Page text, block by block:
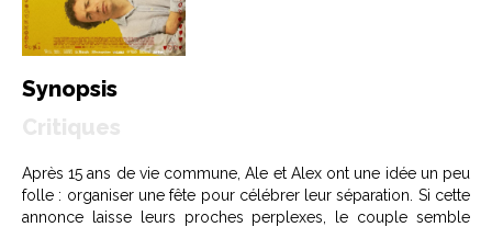
Synopsis
Après 15 ans de vie commune, Ale et Alex ont une idée un peu
folle : organiser une fête pour célébrer leur séparation. Si cette
annonce laisse leurs proches perplexes, le couple semble